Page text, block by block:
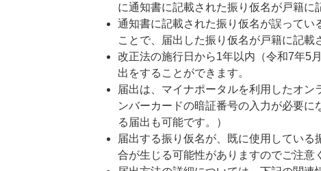
に通知書に記載された振り仮名が戸籍に
通知書に記載された振り仮名が誤ってい
ことで、届出した振り仮名が戸籍に記載
改正法の施行日から1年以内（令和7年5
出をすることができます。
届出は、マイナポータルを利用したオ
ンバーカードの暗証番号の入力が必要
る届出も可能です。）
届出する振り仮名が、既に使用してい
合が生じる可能性がありますのでご注意